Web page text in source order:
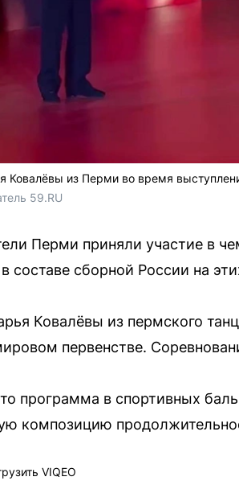
Ковалёвы из Перми во время
59.RU
Перми приняли участие в
составе сборной России на
Ковалёвы из пермского
первенстве.
программа в спортивных
композицию
VIQEO